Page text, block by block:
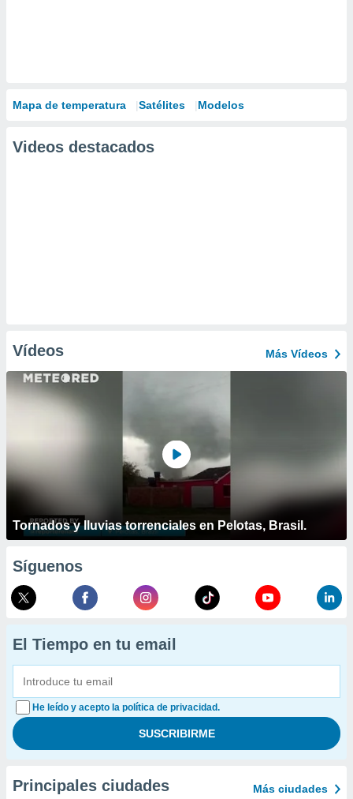
Mapa de temperatura Satélites Modelos
Videos destacados
Vídeos Más Vídeos
Tornados y lluvias torrenciales en Pelotas, Brasil.
Síguenos
El Tiempo en tu email
He leído y acepto la política de privacidad.
Principales ciudades Más ciudades